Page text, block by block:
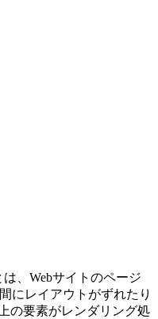
、Webサイトのページ
にレイアウトがずれたり
の要素がレンダリング処